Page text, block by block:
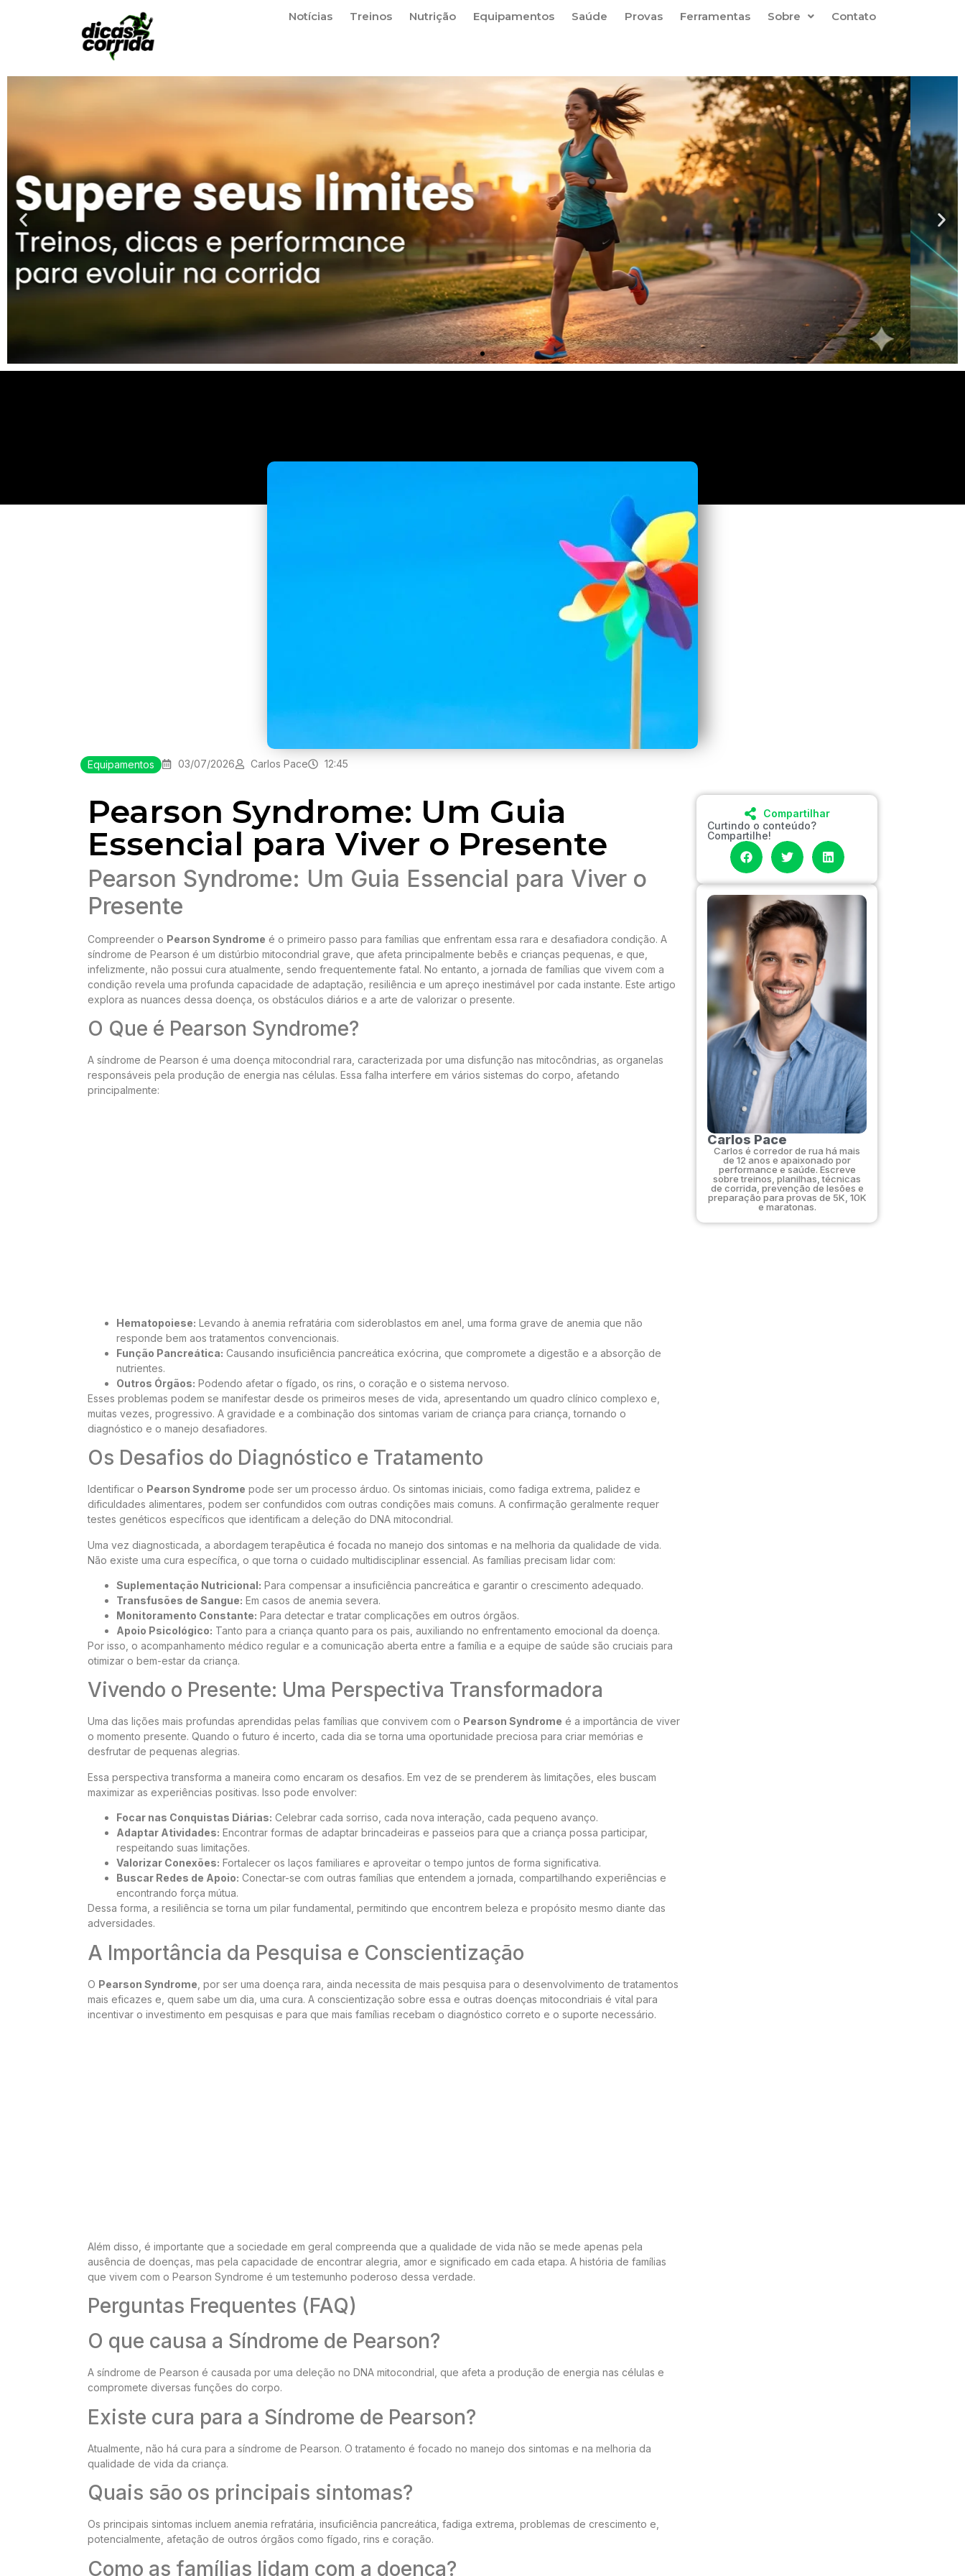
Notícias Treinos Nutrição Equipamentos Saúde Provas Ferramentas Sobre Contato
Equipamentos 03/07/2026 Carlos Pace 12:45
Pearson Syndrome: Um Guia
Essencial para Viver o Presente
Pearson Syndrome: Um Guia Essencial para Viver o
Presente
Compreender o Pearson Syndrome é o primeiro passo para famílias que enfrentam essa rara e desafiadora condição. A
síndrome de Pearson é um distúrbio mitocondrial grave, que afeta principalmente bebês e crianças pequenas, e que,
infelizmente, não possui cura atualmente, sendo frequentemente fatal. No entanto, a jornada de famílias que vivem com a
condição revela uma profunda capacidade de adaptação, resiliência e um apreço inestimável por cada instante. Este artigo
explora as nuances dessa doença, os obstáculos diários e a arte de valorizar o presente.
O Que é Pearson Syndrome?
A síndrome de Pearson é uma doença mitocondrial rara, caracterizada por uma disfunção nas mitocôndrias, as organelas
responsáveis pela produção de energia nas células. Essa falha interfere em vários sistemas do corpo, afetando
principalmente:
Hematopoiese: Levando à anemia refratária com sideroblastos em anel, uma forma grave de anemia que não
responde bem aos tratamentos convencionais.
Função Pancreática: Causando insuficiência pancreática exócrina, que compromete a digestão e a absorção de
nutrientes.
Outros Órgãos: Podendo afetar o fígado, os rins, o coração e o sistema nervoso.
Esses problemas podem se manifestar desde os primeiros meses de vida, apresentando um quadro clínico complexo e,
muitas vezes, progressivo. A gravidade e a combinação dos sintomas variam de criança para criança, tornando o
diagnóstico e o manejo desafiadores.
Os Desafios do Diagnóstico e Tratamento
Identificar o Pearson Syndrome pode ser um processo árduo. Os sintomas iniciais, como fadiga extrema, palidez e
dificuldades alimentares, podem ser confundidos com outras condições mais comuns. A confirmação geralmente requer
testes genéticos específicos que identificam a deleção do DNA mitocondrial.
Uma vez diagnosticada, a abordagem terapêutica é focada no manejo dos sintomas e na melhoria da qualidade de vida.
Não existe uma cura específica, o que torna o cuidado multidisciplinar essencial. As famílias precisam lidar com:
Suplementação Nutricional: Para compensar a insuficiência pancreática e garantir o crescimento adequado.
Transfusões de Sangue: Em casos de anemia severa.
Monitoramento Constante: Para detectar e tratar complicações em outros órgãos.
Apoio Psicológico: Tanto para a criança quanto para os pais, auxiliando no enfrentamento emocional da doença.
Por isso, o acompanhamento médico regular e a comunicação aberta entre a família e a equipe de saúde são cruciais para
otimizar o bem-estar da criança.
Vivendo o Presente: Uma Perspectiva Transformadora
Uma das lições mais profundas aprendidas pelas famílias que convivem com o Pearson Syndrome é a importância de viver
o momento presente. Quando o futuro é incerto, cada dia se torna uma oportunidade preciosa para criar memórias e
desfrutar de pequenas alegrias.
Essa perspectiva transforma a maneira como encaram os desafios. Em vez de se prenderem às limitações, eles buscam
maximizar as experiências positivas. Isso pode envolver:
Focar nas Conquistas Diárias: Celebrar cada sorriso, cada nova interação, cada pequeno avanço.
Adaptar Atividades: Encontrar formas de adaptar brincadeiras e passeios para que a criança possa participar,
respeitando suas limitações.
Valorizar Conexões: Fortalecer os laços familiares e aproveitar o tempo juntos de forma significativa.
Buscar Redes de Apoio: Conectar-se com outras famílias que entendem a jornada, compartilhando experiências e
encontrando força mútua.
Dessa forma, a resiliência se torna um pilar fundamental, permitindo que encontrem beleza e propósito mesmo diante das
adversidades.
A Importância da Pesquisa e Conscientização
O Pearson Syndrome , por ser uma doença rara, ainda necessita de mais pesquisa para o desenvolvimento de tratamentos
mais eficazes e, quem sabe um dia, uma cura. A conscientização sobre essa e outras doenças mitocondriais é vital para
incentivar o investimento em pesquisas e para que mais famílias recebam o diagnóstico correto e o suporte necessário.
Além disso, é importante que a sociedade em geral compreenda que a qualidade de vida não se mede apenas pela
ausência de doenças, mas pela capacidade de encontrar alegria, amor e significado em cada etapa. A história de famílias
que vivem com o Pearson Syndrome é um testemunho poderoso dessa verdade.
Perguntas Frequentes (FAQ)
O que causa a Síndrome de Pearson?
A síndrome de Pearson é causada por uma deleção no DNA mitocondrial, que afeta a produção de energia nas células e
compromete diversas funções do corpo.
Existe cura para a Síndrome de Pearson?
Atualmente, não há cura para a síndrome de Pearson. O tratamento é focado no manejo dos sintomas e na melhoria da
qualidade de vida da criança.
Quais são os principais sintomas?
Os principais sintomas incluem anemia refratária, insuficiência pancreática, fadiga extrema, problemas de crescimento e,
potencialmente, afetação de outros órgãos como fígado, rins e coração.
Como as famílias lidam com a doença?
Compartilhar
Curtindo o conteúdo?
Compartilhe!
Carlos Pace
Carlos é corredor de rua há mais
de 12 anos e apaixonado por
performance e saúde. Escreve
sobre treinos, planilhas, técnicas
de corrida, prevenção de lesões e
preparação para provas de 5K, 10K
e maratonas.